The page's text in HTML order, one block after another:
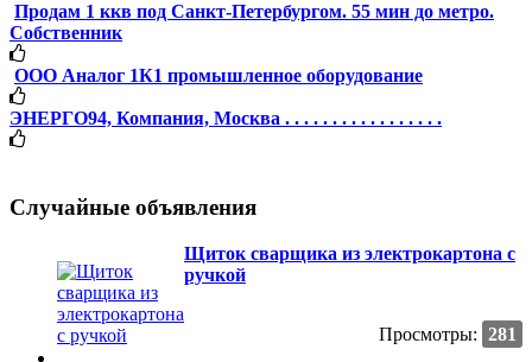
Продам 1 ккв под Санкт-Петербургом. 55 мин до метро.
Собственник
ООО Аналог 1К1 промышленное оборудование
ЭНЕРГО94, Компания, Москва . . . . . . . . . . . . . . . . .
Случайные объявления
Щиток сварщика из электрокартона с
ручкой
Просмотры: 281